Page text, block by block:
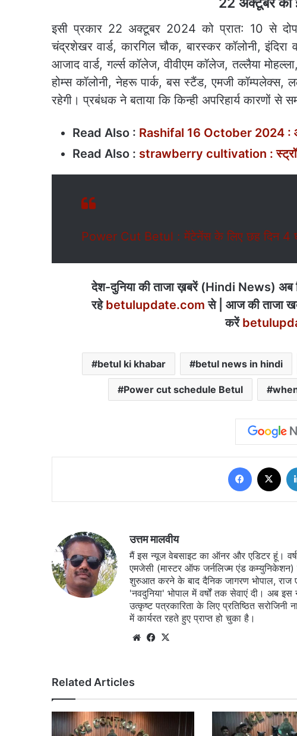
इसी प्रकार 22 अक्टूबर 2024 को प्रात: 10 से
चंद्रशेखर वार्ड, कारगिल चौक, बारस्कर कॉलोनी, इंदिरा
आजाद वार्ड, गर्ल्स कॉलेज, वीवीएम कॉलेज, तल्लैया
होम्स कॉलोनी, नेहरू पार्क, बस स्टैंड, एमजी कॉम्पलेक्स,
रहेगी। प्रबंधक ने बताया कि किन्ही अपरिहार्य कारणों से
Read Also : Rashifal 16 October 2024 :
Read Also : strawberry cultivation :
Power Cut Betul : मेंटेनेंस के लिए छह दिन 4
देश-दुनिया की ताजा ख़बरें (Hindi News)
रहे betulupdate.com से | आज की ताजा
करें
betul ki khabar betul news in hindi
Power cut schedule Betul
Facebook
उत्तम मालवीय
मैं इस न्यूज वेबसाइट का ऑनर और एडिटर हूं।
एमजेसी (मास्टर ऑफ जर्नलिज्म एंड कम्युनिकेशन)
शुरुआत करने के बाद दैनिक जागरण भोपाल, राज
'नवदुनिया' भोपाल में वर्षों तक सेवाएं दी। अब
उत्कृष्ट पत्रकारिता के लिए प्रतिष्ठित सरोजिनी
में कार्यरत रहते हुए प्राप्त हो चुका है।
WebsiteFacebook
Related Articles